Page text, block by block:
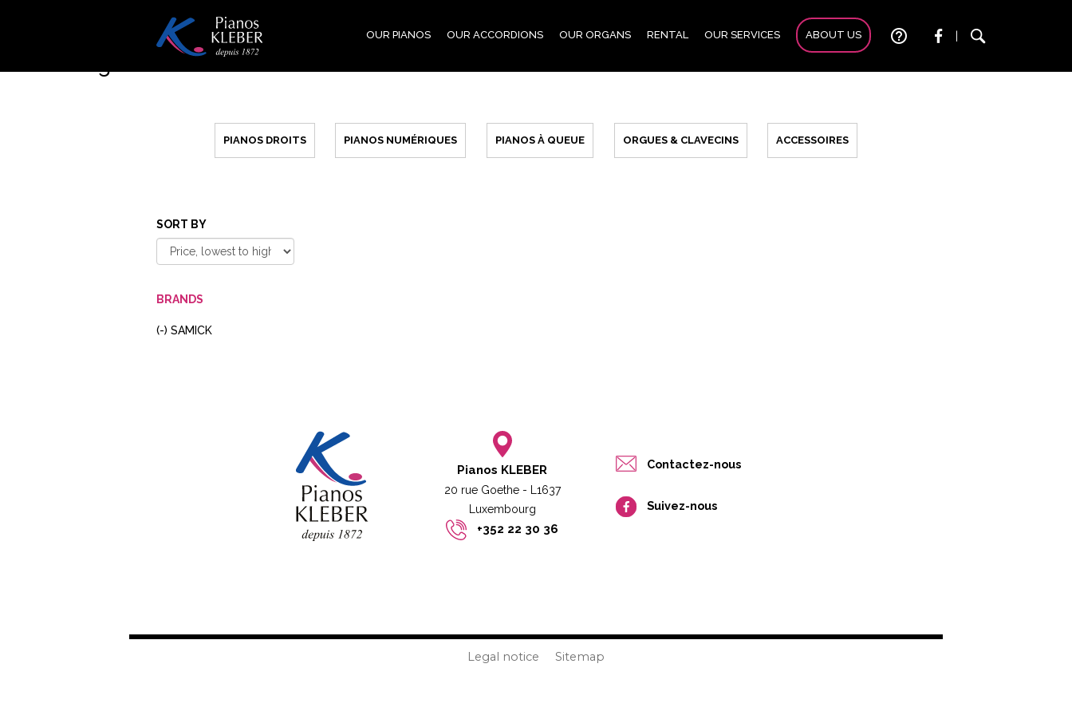
OUR PIANOS OUR ACCORDIONS OUR ORGANS RENTAL OUR SERVICES ABOUT US help_outline
PIANOS DROITS PIANOS NUMÉRIQUES PIANOS À QUEUE ORGUES & CLAVECINS ACCESSOIRES
SORT BY
BRANDS
(-) REMOVE
SAMICK
Pianos KLEBER
20 rue Goethe - L1637
Luxembourg​​
+352 22 30 36
Contactez-nous
Suivez-nous
Legal notice Sitemap